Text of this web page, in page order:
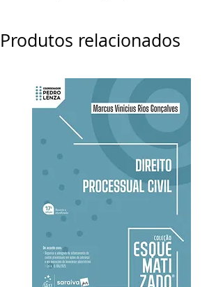
Produtos relacionados